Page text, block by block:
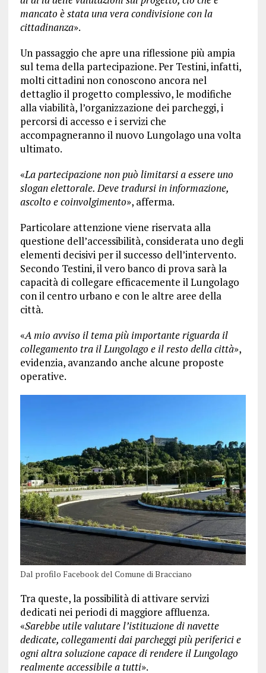
mancato è stata una vera condivisione con la
cittadinanza».
Un passaggio che apre una riflessione più ampia
sul tema della partecipazione. Per Testini, infatti,
molti cittadini non conoscono ancora nel
dettaglio il progetto complessivo, le modifiche
alla viabilità, l’organizzazione dei parcheggi, i
percorsi di accesso e i servizi che
accompagneranno il nuovo Lungolago una volta
ultimato.
«La partecipazione non può limitarsi a essere uno
slogan elettorale. Deve tradursi in informazione,
ascolto e coinvolgimento», afferma.
Particolare attenzione viene riservata alla
questione dell’accessibilità, considerata uno degli
elementi decisivi per il successo dell’intervento.
Secondo Testini, il vero banco di prova sarà la
capacità di collegare efficacemente il Lungolago
con il centro urbano e con le altre aree della
città.
«A mio avviso il tema più importante riguarda il
collegamento tra il Lungolago e il resto della città»,
evidenzia, avanzando anche alcune proposte
operative.
Dal profilo Facebook del Comune di Bracciano
Tra queste, la possibilità di attivare servizi
dedicati nei periodi di maggiore affluenza.
«Sarebbe utile valutare l’istituzione di navette
dedicate, collegamenti dai parcheggi più periferici e
ogni altra soluzione capace di rendere il Lungolago
realmente accessibile a tutti».